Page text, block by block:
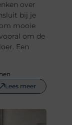
over
bij je
mooie
om de
Een
Lees meer